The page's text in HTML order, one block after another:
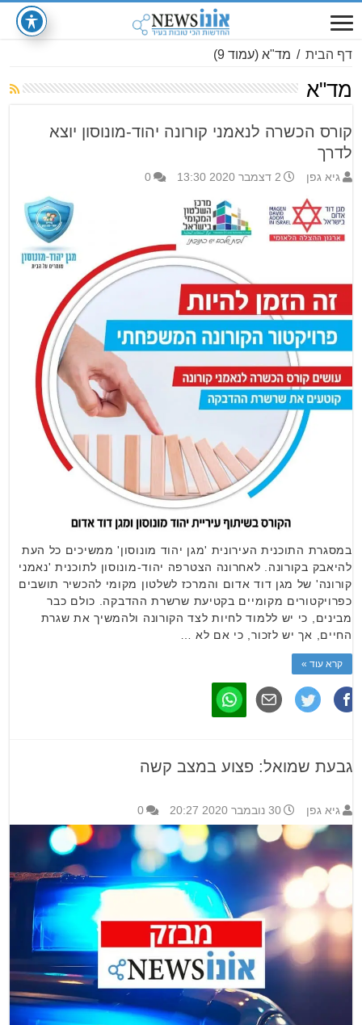
דף הבית / מד"א (עמוד 9)
מד"א
קורס הכשרה לנאמני קורונה יהוד-מונוסון יוצא
לדרך
גיא גפן 2 דצמבר 2020 13:30 0
במסגרת התוכנית העירונית 'מגן יהוד מונוסון' ממשיכים כל העת
להיאבק בקורונה. לאחרונה הצטרפה יהוד-מונוסון לתוכנית 'נאמני
קורונה' של מגן דוד אדום והמרכז לשלטון מקומי להכשיר תושבים
כפרויקטורים מקומיים בקטיעת שרשרת ההדבקה. כולם כבר
מבינים, כי יש ללמוד לחיות לצד הקורונה ולהמשיך את שגרת
החיים, אך יש לזכור, כי אם לא …
קרא עוד »
גבעת שמואל: פצוע במצב קשה
גיא גפן 30 נובמבר 2020 20:27 0